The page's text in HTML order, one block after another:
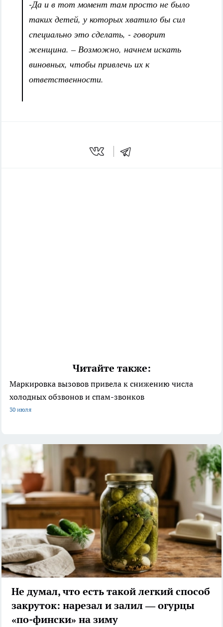
-Да и в тот момент там просто не было
таких детей, у которых хватило бы сил
специально это сделать, - говорит
женщина. – Возможно, начнем искать
виновных, чтобы привлечь их к
ответственности.
Читайте также:
Маркировка вызовов привела к снижению числа
холодных обзвонов и спам-звонков
30 июля
Не думал, что есть такой легкий способ
закруток: нарезал и залил — огурцы
«по-фински» на зиму